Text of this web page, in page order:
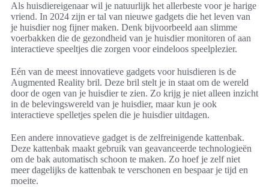
Als huisdiereigenaar wil je natuurlijk het allerbeste voor je harige
vriend. In 2024 zijn er tal van nieuwe gadgets die het leven van
je huisdier nog fijner maken. Denk bijvoorbeeld aan slimme
voerbakken die de gezondheid van je huisdier monitoren of aan
interactieve speeltjes die zorgen voor eindeloos speelplezier.
Eén van de meest innovatieve gadgets voor huisdieren is de
Augmented Reality bril. Deze bril stelt je in staat om de wereld
door de ogen van je huisdier te zien. Zo krijg je niet alleen inzicht
in de belevingswereld van je huisdier, maar kun je ook
interactieve spelletjes spelen die je huisdier uitdagen.
Een andere innovatieve gadget is de zelfreinigende kattenbak.
Deze kattenbak maakt gebruik van geavanceerde technologieën
om de bak automatisch schoon te maken. Zo hoef je zelf niet
meer dagelijks de kattenbak te verschonen en bespaar je tijd en
moeite.